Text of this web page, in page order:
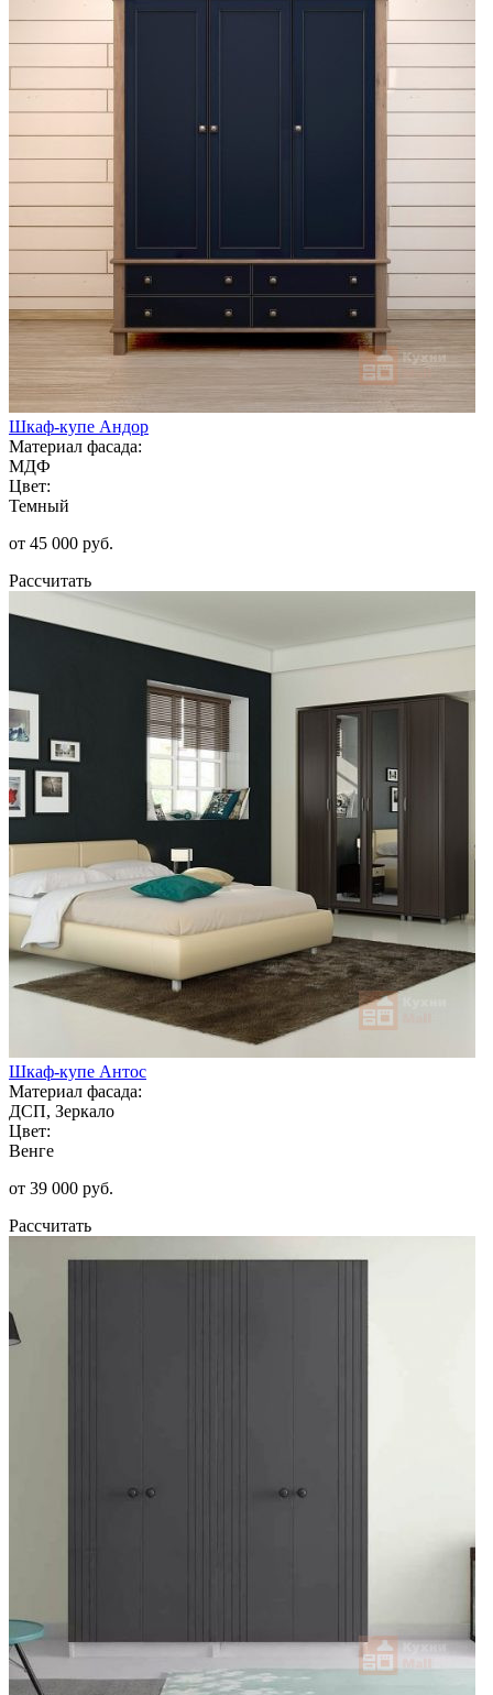
Шкаф-купе Андор
Материал фасада:
МДФ
Цвет:
Темный
от 45 000 руб.
Рассчитать
Шкаф-купе Антос
Материал фасада:
ДСП, Зеркало
Цвет:
Венге
от 39 000 руб.
Рассчитать